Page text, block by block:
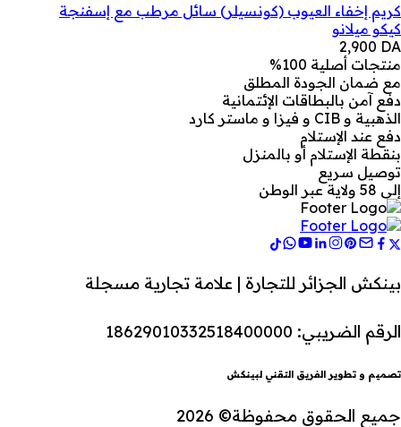
كريم إخفاء العيوب (كونسيلر) سائل مرطب مع إسفنجة
كيكو ميلانو
2,900 DA
منتجات أصلية 100%
مع ضمان الجودة المطلق
دفع آمن بالبطاقات الإئتمانية
الذهبية و CIB و فيزا و ماستر كارد
دفع عند الإستلام
بنقطة الإستلام أو بالمنزل
توصيل سريع
إلى 58 ولاية عبر الوطن
بينكش الجزائر للتجارة | علامة تجارية مسجلة
الرقم الضريبي: 18629010332518400000
تصميم و تطوير الفريق التقني لبينكش
جميع الحقوق محفوظة© 2026